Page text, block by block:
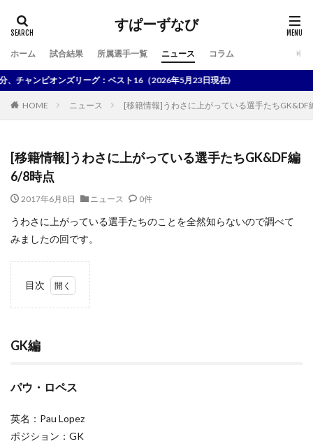
すぱーずなび
ホーム 試合結果 所属選手一覧 ニュース コラム
ピオンズリーグ：ベスト16（2026年5月23日現在)
HOME ニュース [移籍情報]うわさに上がっている選手たちGK&DF
[移籍情報]うわさに上がっている選手たちGK&DF編
6/8時点
2017年6月8日 ニュース 0件
うわさに上がっている選手たちのことを全然知らないので調べて
みましたの回です。
目次
1.1
ロペ
2
DF
GK編
パウ・ロペス
英名：Pau Lopez
ポジション：GK
検索